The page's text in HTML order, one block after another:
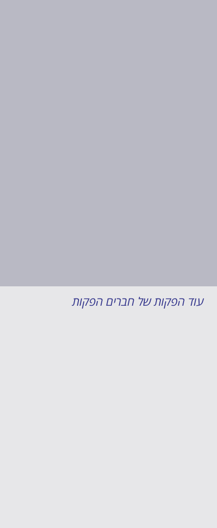
עוד הפקות של חברים הפקות